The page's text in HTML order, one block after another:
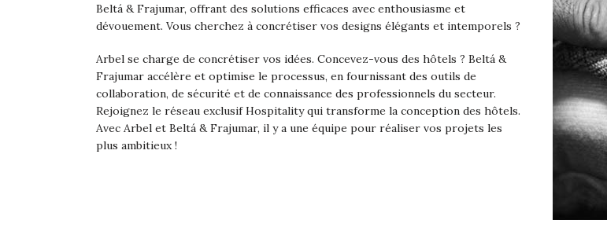
Beltá & Frajumar, offrant des solutions efficaces avec enthousiasme et
dévouement. Vous cherchez à concrétiser vos designs élégants et intemporels ?
Arbel se charge de concrétiser vos idées. Concevez-vous des hôtels ? Beltá &
Frajumar accélère et optimise le processus, en fournissant des outils de
collaboration, de sécurité et de connaissance des professionnels du secteur.
Rejoignez le réseau exclusif Hospitality qui transforme la conception des hôtels.
Avec Arbel et Beltá & Frajumar, il y a une équipe pour réaliser vos projets les
plus ambitieux !